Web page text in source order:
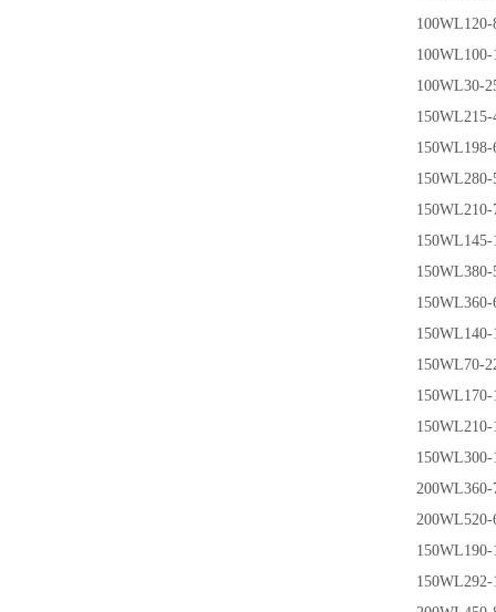
100WL120-
100WL100-
100WL30-
150WL210-
150WL145-
150WL380-
150WL360-
150WL140-
150WL70-
150WL170-
150WL210-
150WL300-
200WL360-
200WL520-
150WL190-